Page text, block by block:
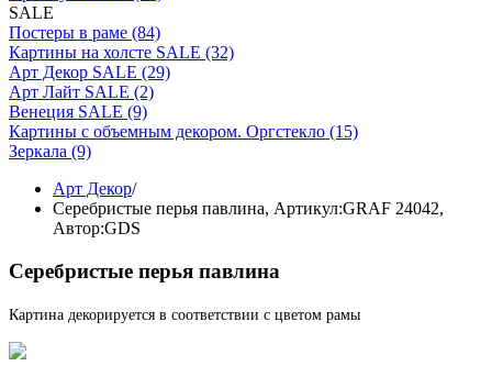
SALE
Постеры в раме (84)
Картины на холсте SALE (32)
Арт Декор SALE (29)
Арт Лайт SALE (2)
Венеция SALE (9)
Картины с объемным декором. Оргстекло (15)
Зеркала (9)
Арт Декор/
Серебристые перья павлина, Артикул:GRAF 24042,
Автор:GDS
Серебристые перья павлина
Картина декорируется в соответствии с цветом рамы